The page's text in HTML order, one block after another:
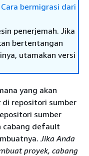
Cara bermigrasi dari
penerjemah. Jika
bertentangan
utamakan versi
yang akan
di repositori sumber
sumber
cabang default
Jika Anda
proyek, cabang